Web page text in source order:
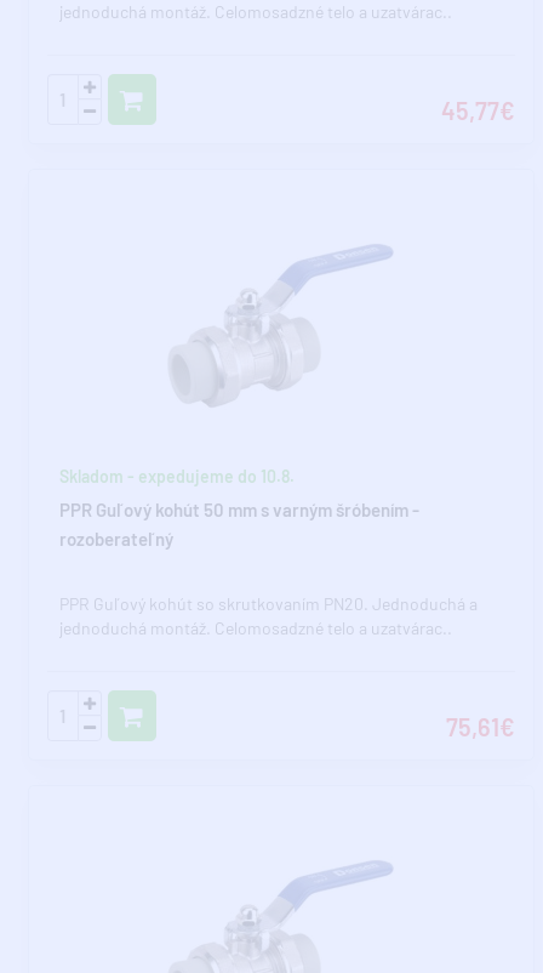
jednoduchá montáž. Celomosadzné telo a uzatvárac..
45,77€
Skladom - expedujeme do 10.8.
PPR Guľový kohút 50 mm s varným šróbením -
rozoberateľný
PPR Guľový kohút so skrutkovaním PN20. Jednoduchá a
jednoduchá montáž. Celomosadzné telo a uzatvárac..
75,61€